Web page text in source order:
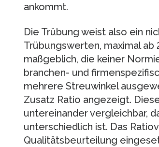
ankommt.
Die Trübung weist also ein
Trübungswerten, maximal
maßgeblich, die keiner
branchen- und
mehrere Streuwinkel
Zusatz Ratio angezeigt.
untereinander vergleichbar,
unterschiedlich ist. Das
Qualitätsbeurteilung